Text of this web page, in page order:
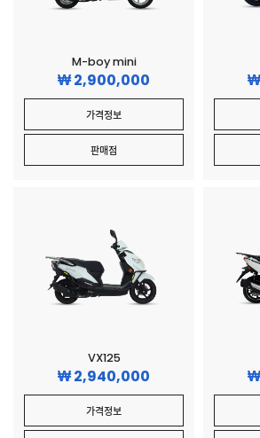
M-boy mini
2,900,000
가격정보
판매점
VX125
2,940,000
가격정보